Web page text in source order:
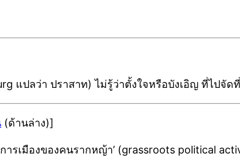
แปลว่า ปราสาท) ไม่รู้ว่าตั้งใจหรือบังเอิญ ที่ไปจัด
(ด้านล่าง)]
รเมืองของคนรากหญ้า’ (grassroots political